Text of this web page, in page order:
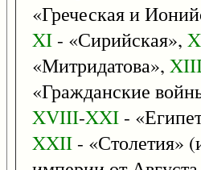
«Греческая и
XI - «Сирийская»,
«Митридатова»,
«Гражданские
XVIII-XXI -
XXII - «Столетия»